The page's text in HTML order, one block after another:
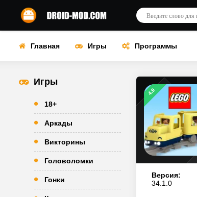
Главная Игры Программы
Игры
18+
Аркады
Викторины
Головоломки
Гонки
4.9
Версия:
34.1.0